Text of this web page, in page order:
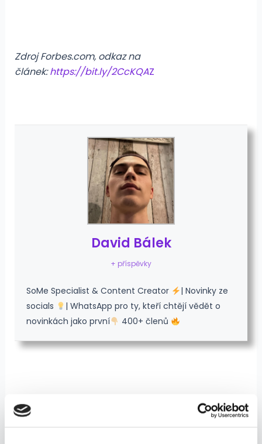
Zdroj Forbes.com, odkaz na
článek:https://bit.ly/2CcKQAZ
David Bálek
+ příspěvky
SoMe Specialist & Content Creator
| Novinky ze
socials
| WhatsApp pro ty, kteří chtějí vědět o
novinkách jako první
400+ členů
Související příspěvky